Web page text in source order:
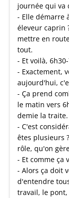
journée qui va
- Elle démarre
éleveur caprin
mettre en
tout.
- Et voilà,
- Exactement,
aujourd'hui,
- Ça prend
le matin vers
demie la traite.
- C'est
êtes plusieurs
rôle, qu'on
- Et comme ça
- Alors ça doit
d'entendre
travail, le